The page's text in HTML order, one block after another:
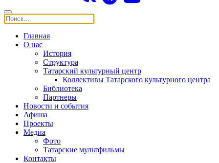
Главная
О нас
История
Структура
Татарский культурный центр
Коллективы Татарского культурного центра
Библиотека
Партнеры
Новости и события
Афиша
Проекты
Медиа
Фото
Татарские мультфильмы
Контакты